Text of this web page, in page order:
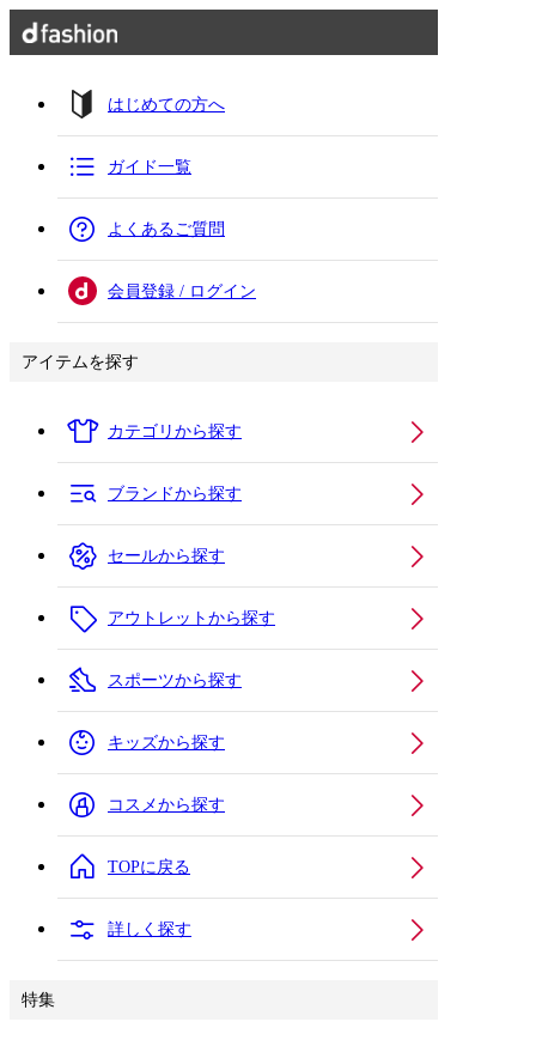
はじめての方へ
ガイド一覧
よくあるご質問
会員登録 / ログイン
アイテムを探す
カテゴリから探す
ブランドから探す
セールから探す
アウトレットから探す
スポーツから探す
キッズから探す
コスメから探す
TOPに戻る
詳しく探す
特集